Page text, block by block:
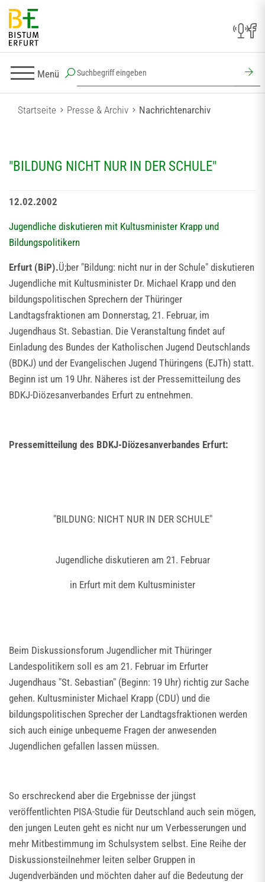
Menü
Startseite Presse & Archiv Nachrichtenarchiv
"BILDUNG NICHT NUR IN DER SCHULE"
12.02.2002
Jugendliche diskutieren mit Kultusminister Krapp und
Bildungspolitikern
Erfurt (BiP).Ü;ber "Bildung: nicht nur in der Schule" diskutieren
Jugendliche mit Kultusminister Dr. Michael Krapp und den
bildungspolitischen Sprechern der Thüringer
Landtagsfraktionen am Donnerstag, 21. Februar, im
Jugendhaus St. Sebastian. Die Veranstaltung findet auf
Einladung des Bundes der Katholischen Jugend Deutschlands
(BDKJ) und der Evangelischen Jugend Thüringens (EJTh) statt.
Beginn ist um 19 Uhr. Näheres ist der Pressemitteilung des
BDKJ-Diözesanverbandes Erfurt zu entnehmen.
Pressemitteilung des BDKJ-Diözesanverbandes Erfurt:
"BILDUNG: NICHT NUR IN DER SCHULE"
Jugendliche diskutieren am 21. Februar
in Erfurt mit dem Kultusminister
Beim Diskussionsforum Jugendlicher mit Thüringer
Landespolitikern soll es am 21. Februar im Erfurter
Jugendhaus "St. Sebastian" (Beginn: 19 Uhr) richtig zur Sache
gehen. Kultusminister Michael Krapp (CDU) und die
bildungspolitischen Sprecher der Landtagsfraktionen werden
sich auch einige unbequeme Fragen der anwesenden
Jugendlichen gefallen lassen müssen.
So erschreckend aber die Ergebnisse der jüngst
veröffentlichten PISA-Studie für Deutschland auch sein mögen,
den jungen Leuten geht es nicht nur um Verbesserungen und
mehr Mitbestimmung im Schulsystem selbst. Eine Reihe der
Diskussionsteilnehmer leiten selber Gruppen in
Jugendverbänden und möchten daher auf die Bedeutung der